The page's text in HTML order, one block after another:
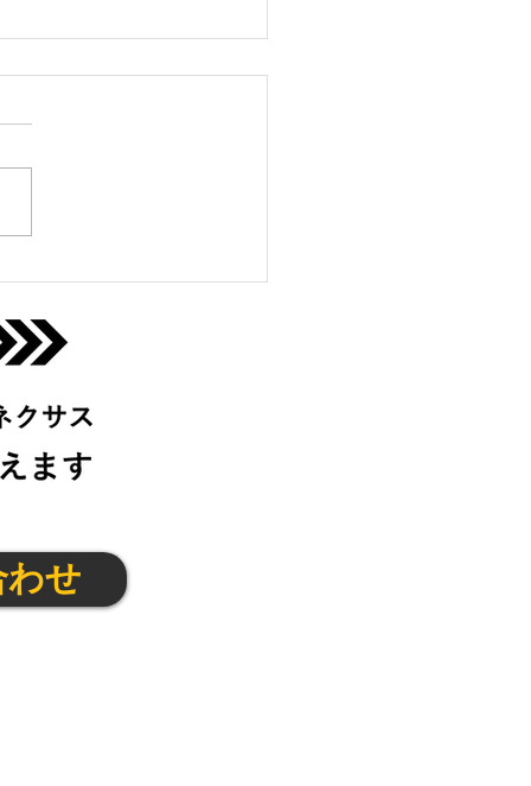
こクラブ＠伊丹宝塚
わせ